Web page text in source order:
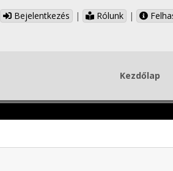
Bejelentkezés | Rólunk |
Kezdőlap